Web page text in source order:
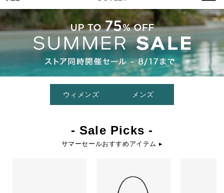
検索
ウィメンズ メンズ
- Sale Picks -
サマーセールおすすめアイテム ▸